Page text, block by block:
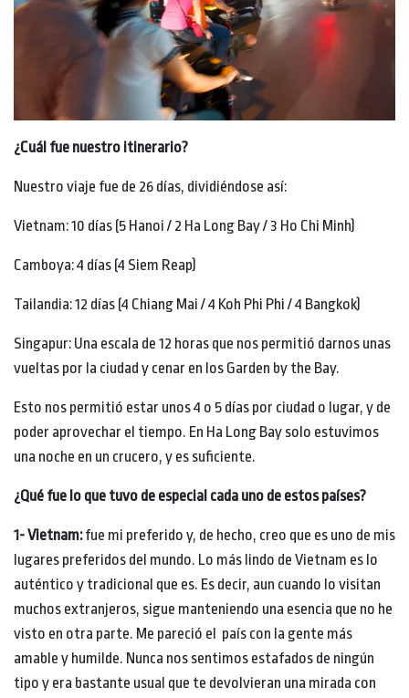
¿Cuál fue nuestro itinerario?
Nuestro viaje fue de 26 días, dividiéndose así:
Vietnam: 10 días (5 Hanoi / 2 Ha Long Bay / 3 Ho Chi Minh)
Camboya: 4 días (4 Siem Reap)
Tailandia: 12 días (4 Chiang Mai / 4 Koh Phi Phi / 4 Bangkok)
Singapur: Una escala de 12 horas que nos permitió darnos unas
vueltas por la ciudad y cenar en los Garden by the Bay.
Esto nos permitió estar unos 4 o 5 días por ciudad o lugar, y de
poder aprovechar el tiempo. En Ha Long Bay solo estuvimos
una noche en un crucero, y es suficiente.
¿Qué fue lo que tuvo de especial cada uno de estos países?
1- Vietnam:fue mi preferido y, de hecho, creo que es uno de mis
lugares preferidos del mundo. Lo más lindo de Vietnam es lo
auténtico y tradicional que es. Es decir, aun cuando lo visitan
muchos extranjeros, sigue manteniendo una esencia que no he
visto en otra parte. Me pareció el país con la gente más
amable y humilde. Nunca nos sentimos estafados de ningún
tipo y era bastante usual que te devolvieran una mirada con